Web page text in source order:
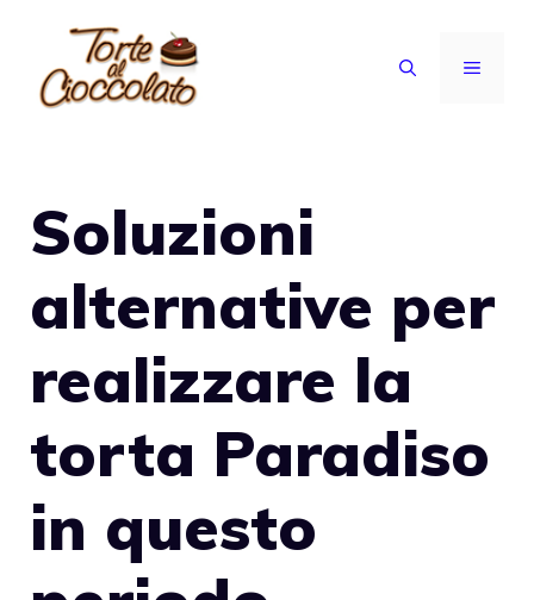
contenuto
MENU
Soluzioni
alternative per
realizzare la
torta Paradiso
in questo